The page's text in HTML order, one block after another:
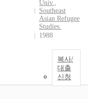
Univ.,
Southeast
Asian Refugee
Studies.
1988
복사/
대출
신청